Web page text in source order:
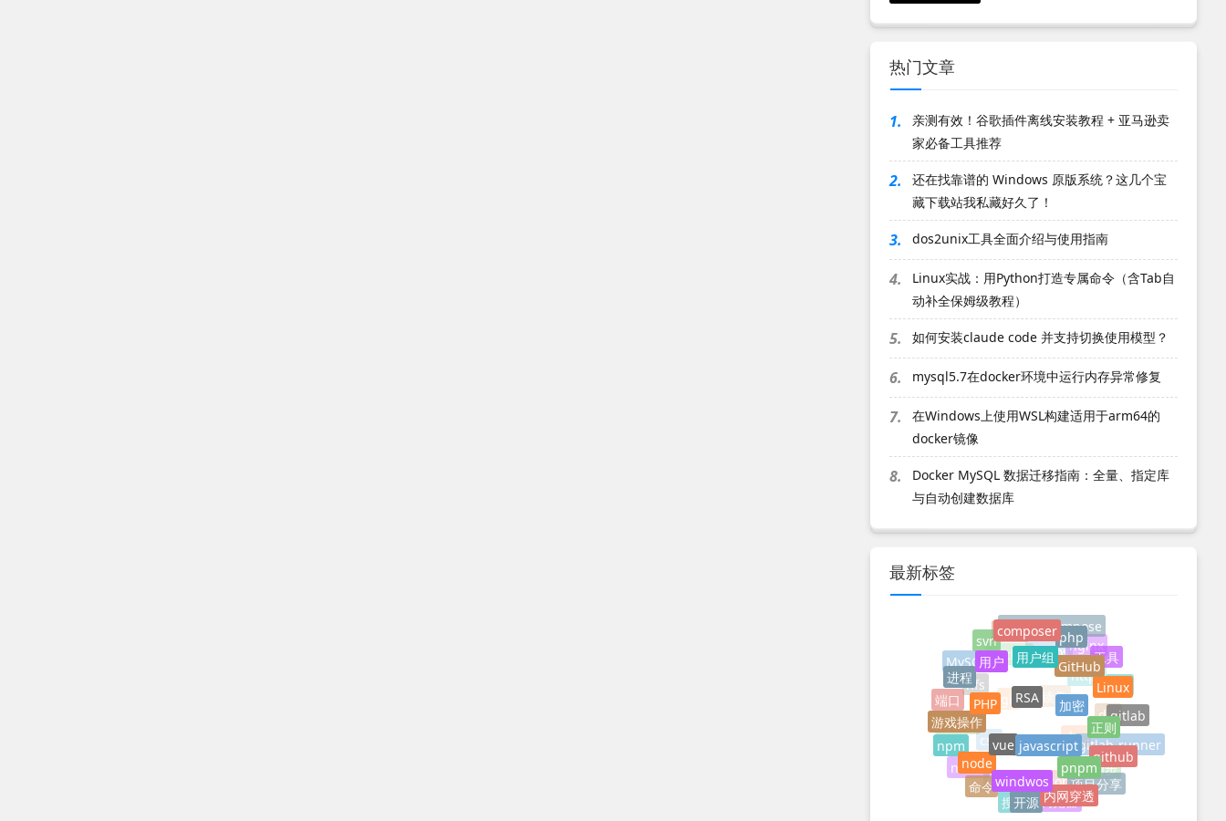
热门文章
1.
亲测有效！谷歌插件离线安装教程 + 亚马逊卖
家必备工具推荐
2.
还在找靠谱的 Windows 原版系统？这几个宝
藏下载站我私藏好久了！
3. dos2unix工具全面介绍与使用指南
4.
Linux实战：用Python打造专属命令（含Tab自
动补全保姆级教程）
5. 如何安装claude code 并支持切换使用模型？
6. mysql5.7在docker环境中运行内存异常修复
7.
在Windows上使用WSL构建适用于arm64的
docker镜像
8.
Docker MySQL 数据迁移指南：全量、指定库
与自动创建数据库
最新标签
centos
docker
linux
docker-compose
nginx
https
镜像
git
nfs
MySQL
svn
composer php
工具
ssh
dig
dns
mime
css
服务器
端口
进程
用户 用户组
GitHub
Linux
gitlab
gitlab-runner
实时同步
PHPstorm
xhsell
nacos
npm
游戏操作
PHP RSA
加密
正则
github
项目分享
浏览器
搜索
命令
node
vue javascript
pnpm
内网穿透
开源
windwos